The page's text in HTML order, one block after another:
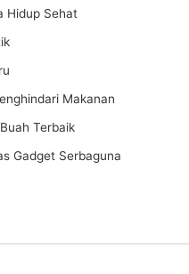
Hidup Sehat
Makanan
Terbaik
Gadget Serbaguna